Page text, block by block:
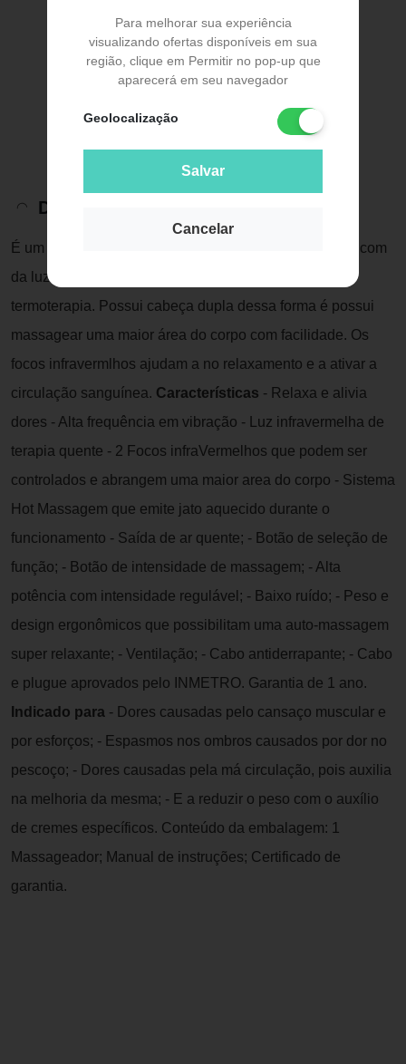
Para melhorar sua experiência
visualizando ofertas disponíveis em sua
região, clique em Permitir no pop-up que
aparecerá em seu navegador
Geolocalização
Salvar
Cancelar
Descrição do Produto
É um massageador com alta freqüência de vibração e com
da luz infravermelha, utilizando os princípios da
termoterapia. Possui cabeça dupla dessa forma é possui
massagear uma maior área do corpo com facilidade. Os
focos infravermlhos ajudam a no relaxamento e a ativar a
circulação sanguínea. Características - Relaxa e alivia
dores - Alta frequência em vibração - Luz infravermelha de
terapia quente - 2 Focos infraVermelhos que podem ser
controlados e abrangem uma maior area do corpo - Sistema
Hot Massagem que emite jato aquecido durante o
funcionamento - Saída de ar quente; - Botão de seleção de
função; - Botão de intensidade de massagem; - Alta
potência com intensidade regulável; - Baixo ruído; - Peso e
design ergonômicos que possibilitam uma auto-massagem
super relaxante; - Ventilação; - Cabo antiderrapante; - Cabo
e plugue aprovados pelo INMETRO. Garantia de 1 ano.
Indicado para - Dores causadas pelo cansaço muscular e
por esforços; - Espasmos nos ombros causados por dor no
pescoço; - Dores causadas pela má circulação, pois auxilia
na melhoria da mesma; - E a reduzir o peso com o auxílio
de cremes específicos. Conteúdo da embalagem: 1
Massageador; Manual de instruções; Certificado de
garantia.